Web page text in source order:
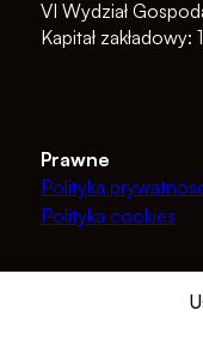
VI Wydział
Kapitał
Prawne
Polityka
Polityka cookies